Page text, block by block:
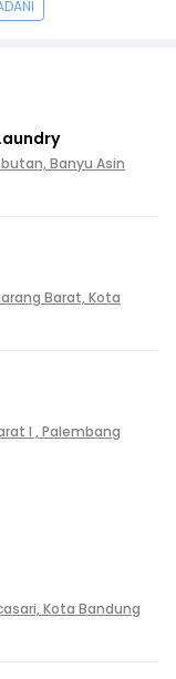
Banyu Asin
Barat, Kota
I , Palembang
Kota Bandung